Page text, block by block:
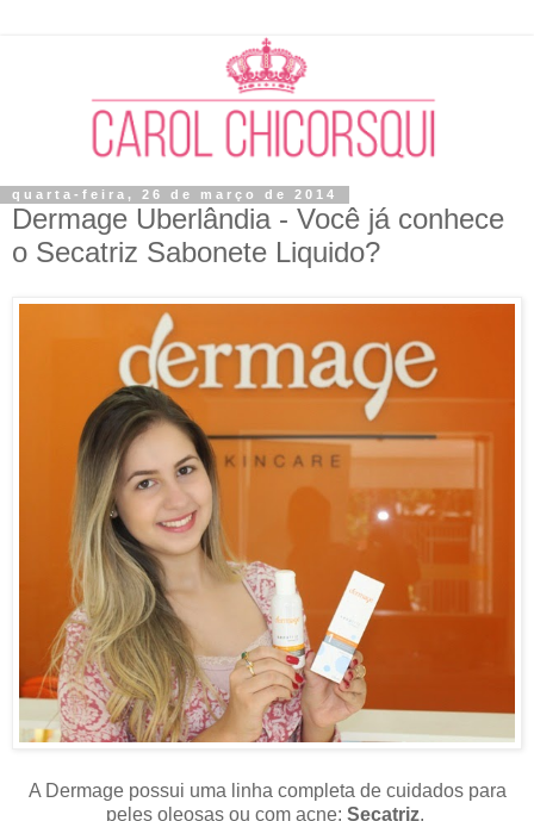
quarta-feira, 26 de março de 2014
Dermage Uberlândia - Você já conhece
o Secatriz Sabonete Liquido?
A Dermage possui uma linha completa de cuidados para
peles oleosas ou com acne: Secatriz.